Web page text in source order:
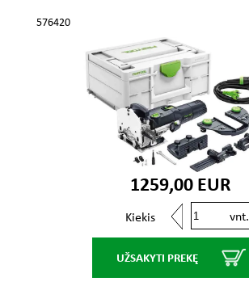
576420
1259,00 EUR
Kiekis vnt.
UŽSAKYTI PREKĘ